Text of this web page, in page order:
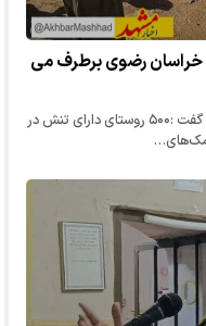
در خراسان رضوی برطرف می
مدیر عامل شرکت آب و فاضلاب خراسان رضوی گفت :۵۰۰ روستای دارای تنش در